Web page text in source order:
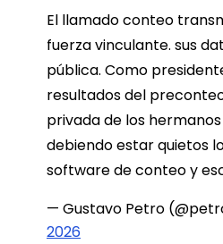
El llamado conteo
fuerza vinculante. sus
pública. Como
resultados del
privada de los
debiendo estar quietos
software de conteo y
— Gustavo Petro
2026